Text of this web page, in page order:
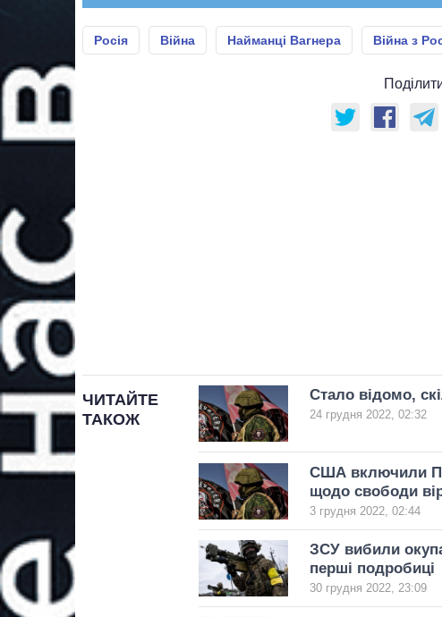
Росія Війна Найманці Вагнера Війна з
ЧИТАЙТЕ
ТАКОЖ
Стало відомо,
24 грудня 2022, 02:32
США включили
щодо свободи
3 грудня 2022, 02:44
ЗСУ вибили
перші подробиці
30 грудня 2022, 23:09